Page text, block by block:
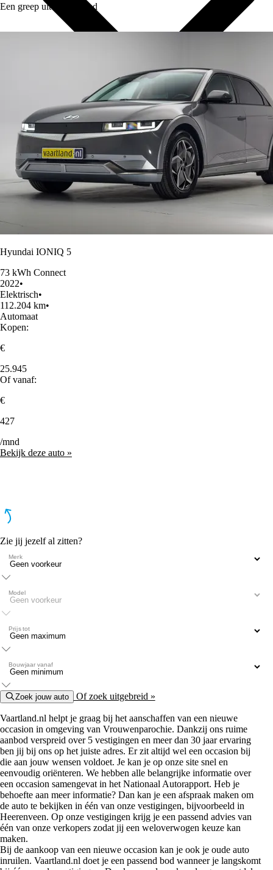
Een greep uit ons aanbod
Hyundai IONIQ 5
73 kWh Connect
2022•
Elektrisch•
112.204 km•
Automaat
Kopen:
€
25.945
Of vanaf:
€
427
/mnd
Bekijk deze auto »
Zie jij jezelf al zitten?
Merk
Model
Prijs tot
Bouwjaar vanaf
Zoek jouw auto Of zoek uitgebreid »
Vaartland.nl helpt je graag bij het aanschaffen van een nieuwe
occasion in omgeving van Vrouwenparochie. Dankzij ons ruime
aanbod verspreid over 5 vestigingen en meer dan 30 jaar ervaring
ben jij bij ons op het juiste adres. Er zit altijd wel een occasion bij
die aan jouw wensen voldoet. Je kan je op onze site snel en
eenvoudig oriënteren. We hebben alle belangrijke informatie over
een occasion samengevat in het Nationaal Autorapport. Heb je
behoefte aan meer informatie? Dan kan je een afspraak maken om
de auto te bekijken in één van onze vestigingen, bijvoorbeeld in
Heerenveen. Op onze vestigingen krijg je een passend advies van
één van onze verkopers zodat jij een weloverwogen keuze kan
maken.
Bij de aankoop van een nieuwe occasion kan je ook je oude auto
inruilen. Vaartland.nl doet je een passend bod wanneer je langskomt